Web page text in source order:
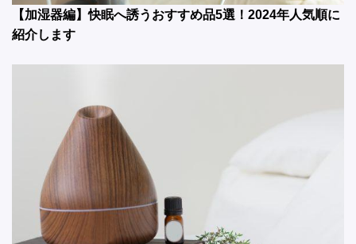
【加湿器編】快眠へ誘うおすすめ品5選！2024年人気順に
紹介します